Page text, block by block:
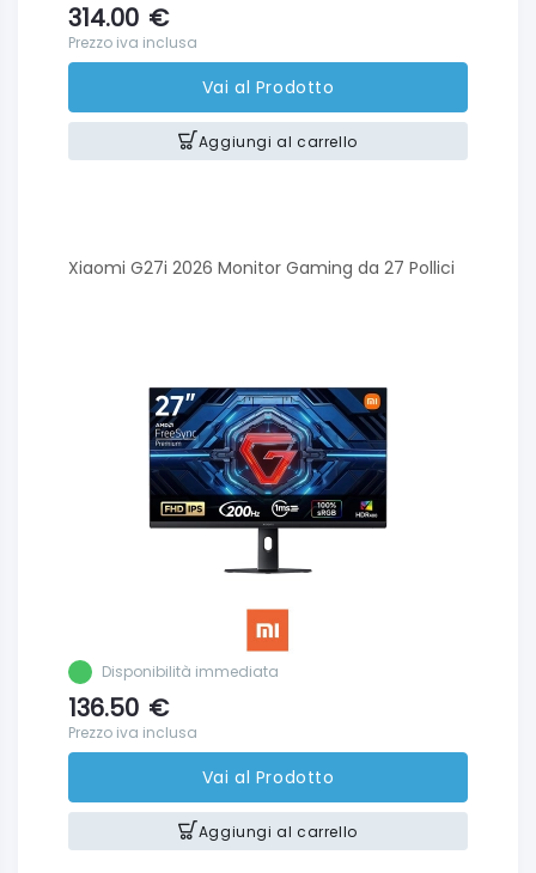
314.00 €
Prezzo iva inclusa
Vai al Prodotto
Aggiungi al carrello
Xiaomi G27i 2026 Monitor Gaming da 27 Pollici
Disponibilità immediata
136.50 €
Prezzo iva inclusa
Vai al Prodotto
Aggiungi al carrello